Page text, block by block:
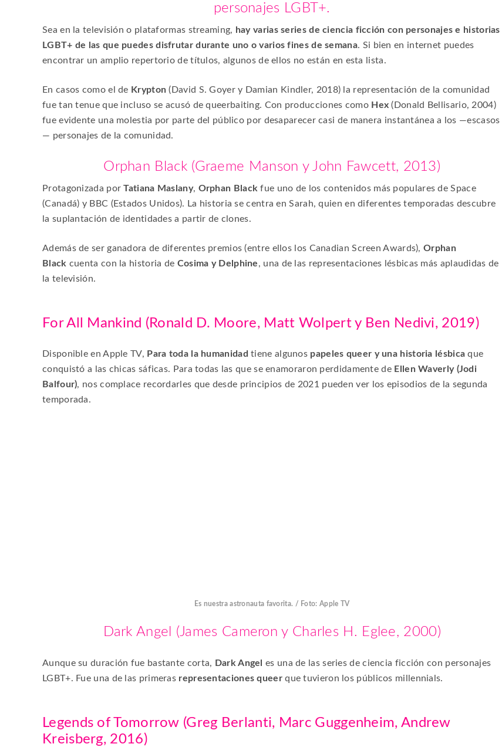
personajes LGBT+.
Sea en la televisión o plataformas streaming, hay varias series de ciencia ficción con personajes e historias
LGBT+ de las que puedes disfrutar durante uno o varios fines de semana. Si bien en internet puedes
encontrar un amplio repertorio de títulos, algunos de ellos no están en esta lista.
En casos como el de Krypton (David S. Goyer y Damian Kindler, 2018) la representación de la comunidad
fue tan tenue que incluso se acusó dequeerbaiting. Con producciones como Hex (Donald Bellisario, 2004)
fue evidente una molestia por parte del público por desaparecer casi de manera instantánea a los —escasos
— personajes de la comunidad.
Orphan Black (Graeme Manson y John Fawcett, 2013)
Protagonizada porTatiana Maslany, Orphan Blackfue uno de los contenidos más populares de Space
(Canadá) y BBC (Estados Unidos). La historia se centra en Sarah, quien en diferentes temporadas descubre
la suplantación de identidades a partir de clones.
Además de ser ganadora de diferentes premios (entre ellos los Canadian Screen Awards),Orphan
Black cuenta con la historia de Cosima y Delphine, una de las representaciones lésbicas más aplaudidas de
la televisión.
For All Mankind (Ronald D. Moore, Matt Wolpert y Ben Nedivi, 2019)
Disponible en Apple TV, Para toda la humanidad tiene algunos papeles queer y una historia lésbica que
conquistó a las chicas sáficas. Para todas las que se enamoraron perdidamente de Ellen Waverly (Jodi
Balfour), nos complace recordarles que desde principios de 2021 pueden ver los episodios de la segunda
temporada.
Es nuestra astronauta favorita. / Foto: Apple TV
Dark Angel (James Cameron y Charles H. Eglee, 2000)
Aunque su duración fue bastante corta, Dark Angel
es una de las series de ciencia ficción con personajes
LGBT+. Fue una de las primeras representacionesqueerque tuvieron los públicos millennials.
Legends of Tomorrow (Greg Berlanti, Marc Guggenheim, Andrew
Kreisberg, 2016)